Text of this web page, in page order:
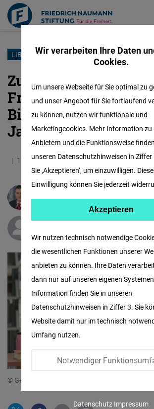
Direkt
Inhalt
LIBERALE BILDUNG
Zum
Freiheit - Liberale
Bildungsdenker aus
Jahrhunderten
17.06.2024 4.7 Minuten
Benno Schulz
© Getty Images
Wir verarbeiten Ihre Daten
Cookies.
Wir nutzen technisch notwendige
die wesentlichen Funktionen unserer
anbieten zu können. Ihre Daten
dann nur auf unseren eigenen
Information finden Sie in unseren
Datenschutzhinweisen in Ziffer 3. Sie
Website damit nur im technisch
Umfang nutzen.
Notwendiger
Um unsere Webseite für Sie optimal zu
und unser Angebot für Sie fortlaufend
zu können, nutzen wir funktionale und
Marketingcookies. Mehr Information zu
Anbietern und die Funktionsweise
unseren Datenschutzhinweisen in Ziffer
Sie ‚Akzeptieren‘, um einzuwilligen. Diese
Einwilligung können Sie jederzeit
Facebook
Embed
Twitter
Embed
Instagram
Akzeptieren
Datenschutz Impressum